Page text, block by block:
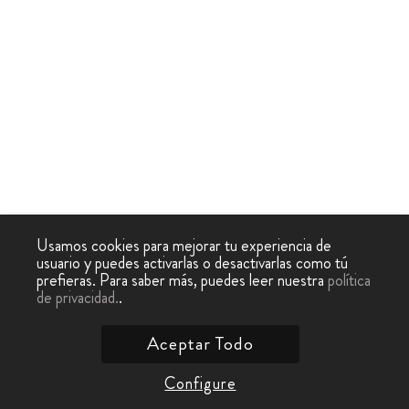
Usamos cookies para mejorar tu experiencia de
usuario y puedes activarlas o desactivarlas como tú
prefieras. Para saber más, puedes leer nuestrapolítica
de privacidad..
Configure
Aceptar Todo